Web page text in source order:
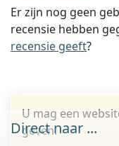
Er zijn nog geen
recensie hebben
recensie geeft?
U mag een
geven.
Direct naar ...